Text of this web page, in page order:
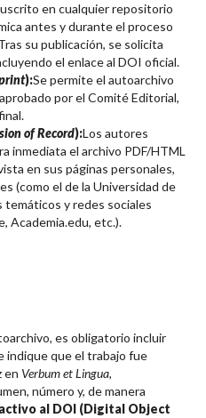
en cualquier repositorio
antes y durante el proceso
su publicación, se solicita
el enlace al DOI oficial.
):Se permite el autoarchivo
por el Comité Editorial,
of Record):Los autores
inmediata el archivo PDF/HTML
en sus páginas personales,
(como el de la Universidad de
temáticos y redes sociales
Academia.edu, etc.).
es obligatorio incluir
indique que el trabajo fue
en Verbum et Lingua,
número y, de manera
al DOI (Digital Object